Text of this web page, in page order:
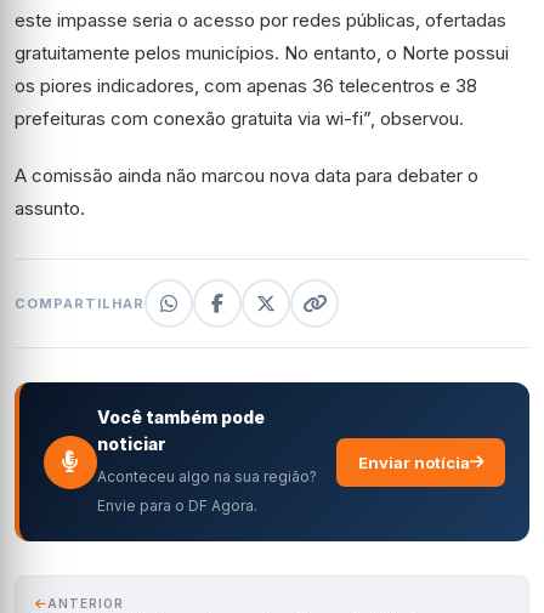
este impasse seria o acesso por redes públicas, ofertadas
gratuitamente pelos municípios. No entanto, o Norte possui
os piores indicadores, com apenas 36 telecentros e 38
prefeituras com conexão gratuita via wi-fi”, observou.
A comissão ainda não marcou nova data para debater o
assunto.
COMPARTILHAR
Você também pode
noticiar
Aconteceu algo na sua região?
Envie para o DF Agora.
Enviar notícia
ANTERIOR